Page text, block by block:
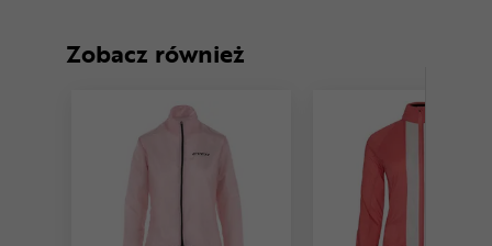
Zobacz również